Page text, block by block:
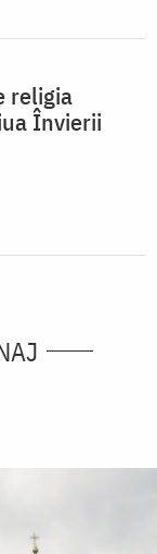
religia
Învierii